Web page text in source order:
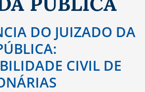
DO JUIZADO DA
CIVIL DE